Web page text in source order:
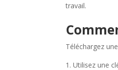
travail.
Téléchargez
Utilisez une